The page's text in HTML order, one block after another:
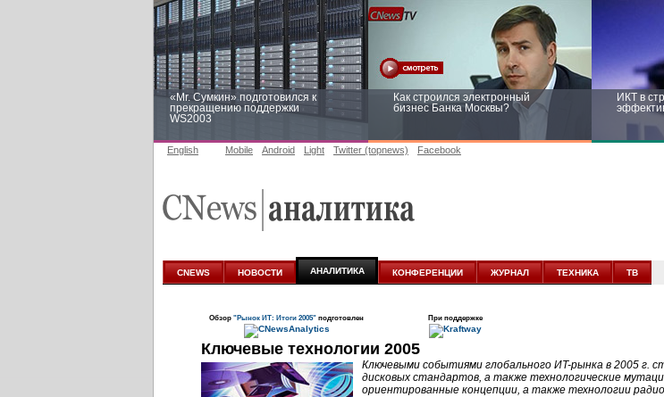
«Mr. Сумкин» подготовился к
прекращению поддержки
WS2003
Как строился электронный
бизнес Банка Москвы?
ИКТ в
аналитике
новых
English Mobile Android Light Twitter (topnews) Facebook
CNEWS НОВОСТИ АНАЛИТИКА КОНФЕРЕНЦИИ ЖУРНАЛ ТЕХНИКА ТВ
Обзор "Рынок ИТ: Итоги 2005" подготовлен При поддержке
Ключевые технологии 2005
Ключевыми событиями глобального ИT-рынка в 2005 г.
дисковых стандартов, а также технологические
ориентированные концепции, а также технологии